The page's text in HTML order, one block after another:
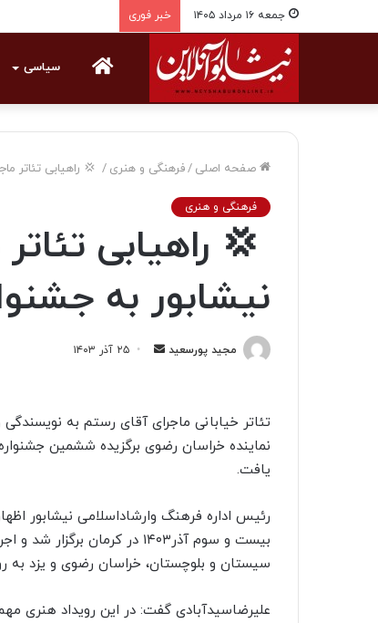
جمعه ۱۶ مرداد ۱۴۰۵ خبر فوری
سیاسی
صفحه اصلی /فرهنگی و هنری / 💢 راهیابی تئاتر
فرهنگی و هنری
💢 راهیابی
نیشابور به
مجید پورسعید
ی
م
ی
۲۵ آذر ۱۴۰۳
تئاتر خیابانی ماجرای آقای رستم به
نماینده خراسان رضوی برگزیده ششمین جشنواره
یافت.
رئیس اداره فرهنگ وارشاداسلامی نیشابور
بیست و سوم آذر۱۴۰۳ در
سیستان و بلوچستان، خراسان رضوی و یزد
علیرضاسیدآبادی گفت: در این رویداد هنری